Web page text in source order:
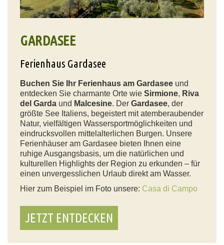
GARDASEE
Ferienhaus Gardasee
Buchen Sie Ihr Ferienhaus am Gardasee und
entdecken Sie charmante Orte wie Sirmione, Riva
del Garda und Malcesine. Der Gardasee, der
größte See Italiens, begeistert mit atemberaubender
Natur, vielfältigen Wassersportmöglichkeiten und
eindrucksvollen mittelalterlichen Burgen. Unsere
Ferienhäuser am Gardasee bieten Ihnen eine
ruhige Ausgangsbasis, um die natürlichen und
kulturellen Highlights der Region zu erkunden – für
einen unvergesslichen Urlaub direkt am Wasser.
Hier zum Beispiel im Foto unsere: Casa di Campo
JETZT ENTDECKEN